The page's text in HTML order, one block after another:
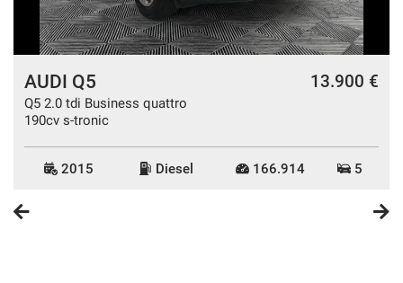
AUDI Q5
Q5 2.0 tdi Business quattro
190cv s-tronic
13.900 €
2015 Diesel 166.914 5